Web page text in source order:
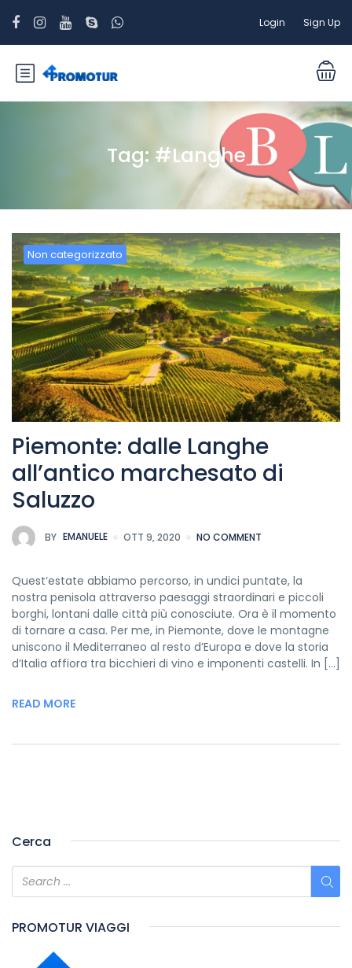
Login Sign Up
Tag: #Langhe
Non categorizzato
Piemonte: dalle Langhe
all’antico marchesato di
Saluzzo
BY EMANUELE OTT 9, 2020 NO COMMENT
Quest’estate abbiamo percorso, in undici puntate, la
nostra penisola attraverso paesaggi straordinari e piccoli
borghi, lontani dalle città più conosciute. Ora è il momento
di tornare a casa. Per me, in Piemonte, dove le montagne
uniscono il Mediterraneo al resto d’Europa e dove la storia
d’Italia affiora tra bicchieri di vino e imponenti castelli. In […]
READ MORE
Cerca
PROMOTUR VIAGGI